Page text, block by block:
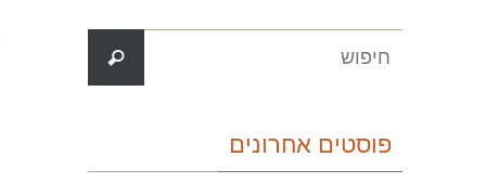
פוסטים אחרונים